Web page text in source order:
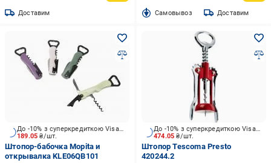
Доставим Cамовывоз Доставим
189.05₴/шт.
До -10% з суперкредиткою Visa Вигода
Штопор-бабочка Mopita и
открывалка KLE06QB101
474.05₴/шт.
До -10% з суперкредиткою Visa Вигода
Штопор Tescoma Presto
420244.2